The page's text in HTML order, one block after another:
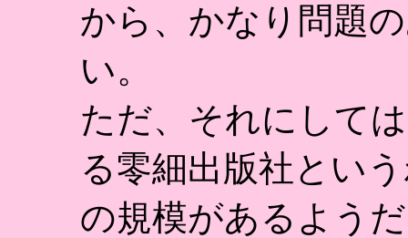
から、かなり問題
い。
ただ、それにして
る零細出版社とい
の規模があるよう